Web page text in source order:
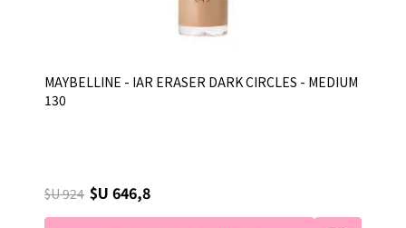
MAYBELLINE - IAR ERASER DARK CIRCLES - MEDIUM
130
$U 924 $U 646,8